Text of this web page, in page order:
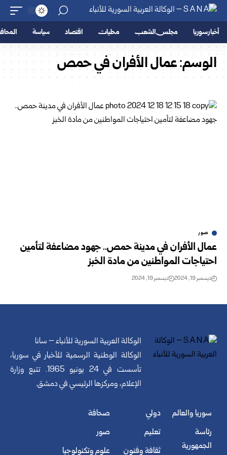
أخبار سوريا مجلس الشعب محليات اقتصاد سياسة
الوسم:عمال الأفران في حمص
صور
عمال الأفران في مدينة حمص.. جهود مضاعفة لتأمين
احتياجات المواطنين من مادة الخبز
ديسمبر 19, 2024 ديسمبر 19, 2024
الوكالة العربية السورية للأنباء – سانا
الوكالة الوطنية الرسمية للأخبار في سوريا،
تأسست في 24 يونيو 1965. تتبع وزارة
الإعلام، ومركزها الرئيسي في دمشق.
سوريا والعالم
رئاسة
الجمهورية
دولي
تعليم
ثقافة وفنون
صحافة
صور
علوم وتكنولوجيا